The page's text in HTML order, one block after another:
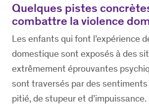
Quelques pistes
combattre la violence
Les enfants qui font l’expérience
domestique sont exposés à des
extrêmement éprouvantes
sont traversés par des sentiments
pitié, de stupeur et d’impuissance.